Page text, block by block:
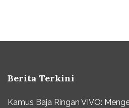
Berita Terkini
Kamus Baja Ringan VIVO: